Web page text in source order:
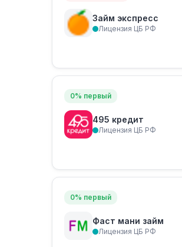
Займ экспресс
Лицензия ЦБ РФ
0% первый
495 кредит
Лицензия ЦБ РФ
0% первый
Фаст мани займ
Лицензия ЦБ РФ